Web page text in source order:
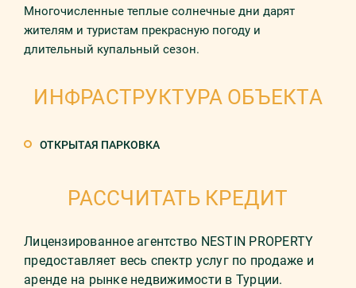
Многочисленные теплые солнечные дни дарят
жителям и туристам прекрасную погоду и
длительный купальный сезон.
ИНФРАСТРУКТУРА ОБЪЕКТА
ОТКРЫТАЯ ПАРКОВКА
РАССЧИТАТЬ КРЕДИТ
Лицензированное агентство NESTIN PROPERTY
предоставляет весь спектр услуг по продаже и
аренде на рынке недвижимости в Турции.